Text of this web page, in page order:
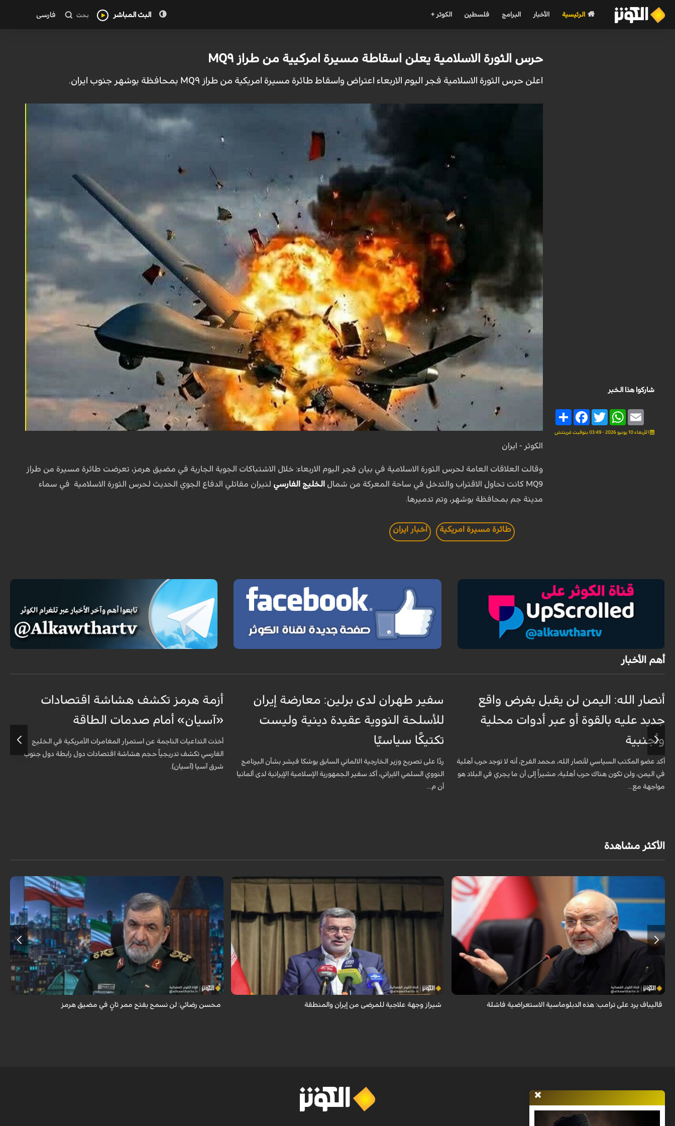
الرئيسية الأخبار البرامج فلسطين الكوثر + البث المباشر بحث فارسی
شاركوا هذا الخبر
Share
FacebookTwitter
WhatsAppEmail
الأربعاء 10 يونيو 2026 - 03:49 بتوقيت غرينتش
حرس الثورة الاسلامية يعلن اسقاطة مسيرة امركيية من طراز MQ۹
اعلن حرس الثورة الاسلامية فجر اليوم الاربعاء اعتراض واسقاط طائرة مسيرة امريكية من طراز MQ۹ بمحافظة بوشهر جنوب ايران.
الكوثر - ايران
وقالت العلاقات العامة لحرس الثورة الاسلامية في بيان فجر اليوم الاربعاء: خلال الاشتباكات الجوية الجارية في مضيق هرمز، تعرضت طائرة مسيرة من طراز
MQ9 كانت تحاول الاقتراب والتدخل في ساحة المعركة من شمال
الخليج الفارسي لنيران مقاتلي الدفاع الجوي الحديث لحرس الثورة الاسلامية في سماء
مدينة جم بمحافظة بوشهر، وتم تدميرها.
طائرة مسيرة امريكية اخبار ايران
أهم الأخبار
أنصار الله: اليمن لن يقبل بفرض واقع
جديد عليه بالقوة أو عبر أدوات محلية
وأجنبية
أكد عضو المكتب السياسي لأنصار الله، محمد الفرح، أنه لا توجد حرب أهلية
في اليمن، ولن تكون هناك حرب أهلية، مشيراً إلى أن ما يجري في البلاد هو
مواجهة مع...
سفير طهران لدى برلين: معارضة إيران
للأسلحة النووية عقيدة دينية وليست
تكتيكًا سياسيًا
ردًا على تصريح وزير الخارجية الالماني السابق يوشكا فيشر بشأن البرنامج
النووي السلمي الايراني، أكد سفير الجمهورية الإسلامية الإيرانية لدى ألمانيا
أن م...
أزمة هرمز تكشف هشاشة اقتصادات
«آسيان» أمام صدمات الطاقة
أخذت التداعيات الناجمة عن استمرار المغامرات الأمريكية في الخليج
الفارسي تكشف تدريجياً حجم هشاشة اقتصادات دول رابطة دول جنوب
شرق آسيا (آسيان).
الأكثر مشاهدة
أكد رئيس مجلس الشورى الإسلامي الإيراني أن التصريحات الاستعراضية
والتهديدات المتكررة لم تعد تُجدي نفعاً، واصفاً إياها بالدبلوماسية الفاشلة.
قاليباف يرد على ترامب: هذه الدبلوماسية الاستعراضية فاشلة
تُعدّ المراكز العلاجية في شيراز، بدعم من كفاءاتها المتخصّصة وتقنياتها الحديثة،
وجهةً للمرضى من داخل إيران وخارجها.
شيراز وجهة علاجية للمرضى من إيران والمنطقة
أكد اللواء محسن رضائي أن إيران لن تسمح بفتح ممر ثانٍ في مضيق هرمز.
محسن رضائي: لن نسمح بفتح ممر ثانٍ في مضيق هرمز